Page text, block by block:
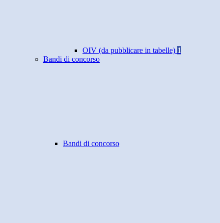
OIV (da pubblicare in tabelle) 1
Bandi di concorso
Bandi di concorso